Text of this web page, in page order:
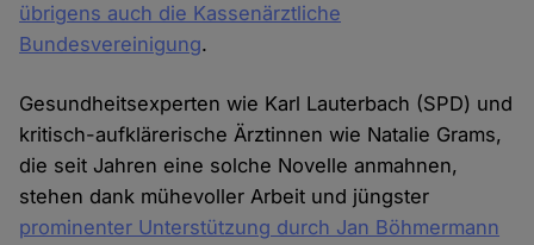
übrigens auch die Kassenärztliche
Bundesvereinigung.
Gesundheitsexperten wie Karl Lauterbach (SPD) und
kritisch-aufklärerische Ärztinnen wie Natalie Grams,
die seit Jahren eine solche Novelle anmahnen,
stehen dank mühevoller Arbeit und jüngster
prominenter Unterstützung durch Jan Böhmermann